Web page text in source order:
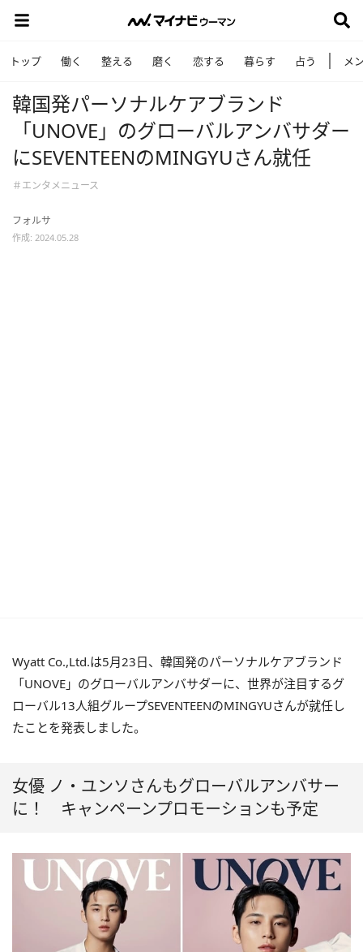
トップ 働く 整える 磨く 恋する 暮らす 占う メ
韓国発パーソナルケアブランド
「UNOVE」のグローバルアンバサダー
にSEVENTEENのMINGYUさん就任
＃エンタメニュース
フォルサ
作成: 2024.05.28
Wyatt Co.,Ltd.は5月23日、韓国発のパーソナルケアブランド
「UNOVE」のグローバルアンバサダーに、世界が注目するグ
ローバル13人組グループSEVENTEENのMINGYUさんが就任し
たことを発表しました。
女優 ノ・ユンソさんもグローバルアンバサー
に！ キャンペーンプロモーションも予定